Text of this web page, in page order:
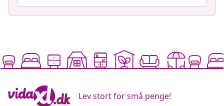
Lev stort for små penge!